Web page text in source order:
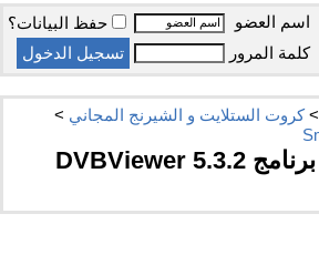
اسم العضو
حفظ البيانات؟
كلمة المرور
>كروت الستلايت و الشيرنج المجاني >
احدث اصدار من برنامج DVBViewer 5.3.2